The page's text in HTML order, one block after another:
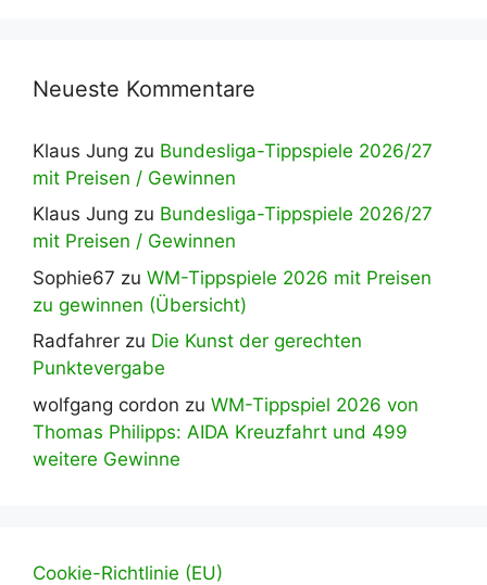
Neueste Kommentare
Klaus Jung zu Bundesliga-Tippspiele 2026/27
mit Preisen / Gewinnen
Klaus Jung zu Bundesliga-Tippspiele 2026/27
mit Preisen / Gewinnen
Sophie67 zu WM-Tippspiele 2026 mit Preisen
zu gewinnen (Übersicht)
Radfahrer zu Die Kunst der gerechten
Punktevergabe
wolfgang cordon zu WM-Tippspiel 2026 von
Thomas Philipps: AIDA Kreuzfahrt und 499
weitere Gewinne
Cookie-Richtlinie (EU)